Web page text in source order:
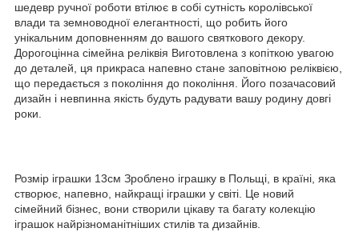
шедевр ручної роботи втілює в собі сутність королівської
влади та земноводної елегантності, що робить його
унікальним доповненням до вашого святкового декору.
Дорогоцінна сімейна реліквія Виготовлена ​​з копіткою увагою
до деталей, ця прикраса напевно стане заповітною реліквією,
що передається з покоління до покоління. Його позачасовий
дизайн і невпинна якість будуть радувати вашу родину довгі
роки.
Розмір іграшки 13см Зроблено іграшку в Польщі, в країні, яка
створює, напевно, найкращі іграшки у світі. Це новий
сімейний бізнес, вони створили цікаву та багату колекцію
іграшок найрізноманітніших стилів та дизайнів.